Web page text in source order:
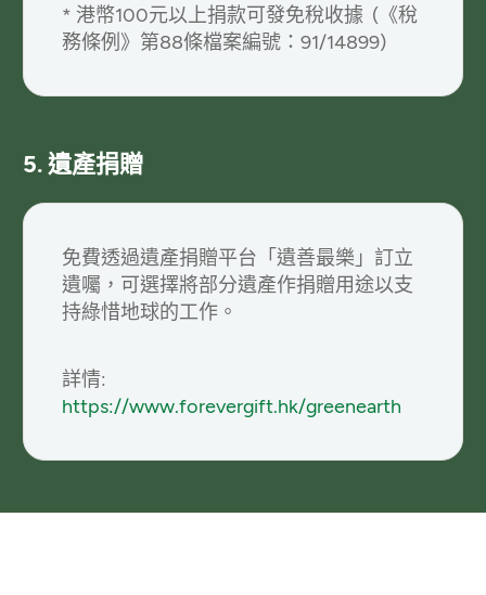
* 港幣100元以上捐款可發免稅收據 (《稅
務條例》第88條檔案編號：91/14899)
5. 遺產捐贈
免費透過遺產捐贈平台「遺善最樂」訂立
遺囑，可選擇將部分遺產作捐贈用途以支
持綠惜地球的工作。
詳情:
https://www.forevergift.hk/greenearth